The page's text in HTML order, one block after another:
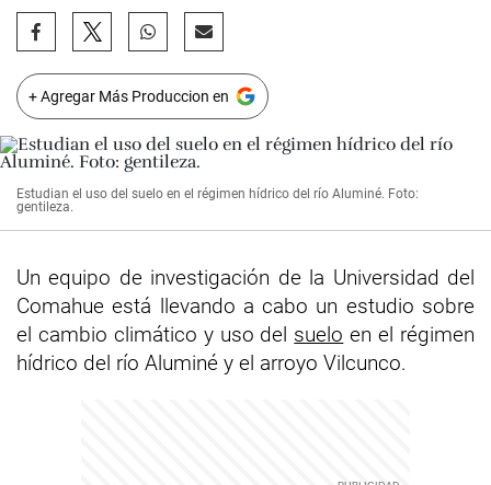
+ Agregar Más Produccion en
Estudian el uso del suelo en el régimen hídrico del río Aluminé. Foto:
gentileza.
Un equipo de investigación de la Universidad del
Comahue está llevando a cabo un estudio sobre
el cambio climático y uso del suelo en el régimen
hídrico del río Aluminé y el arroyo Vilcunco.